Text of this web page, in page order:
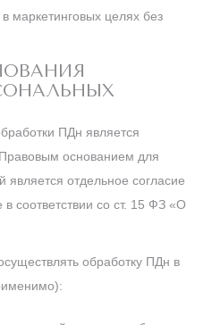
маркетинговых целях без
ПДн является
основанием для
является отдельное согласие
соответствии со ст. 15 ФЗ «О
обработку ПДн в